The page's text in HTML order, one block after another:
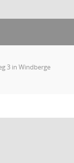
3 in Windberge